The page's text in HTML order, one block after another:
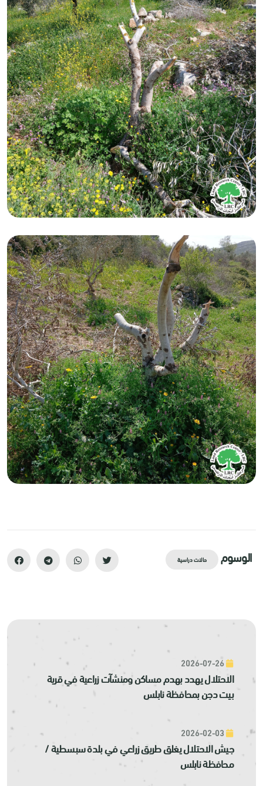
الوسوم حالات دراسية
الاحتلال يهدد بهدم مساكن ومنشآت زراعية في قرية
بيت دجن بمحافظة نابلس
جيش الاحتلال يغلق طريق زراعي في بلدة سبسطية /
محافظة نابلس